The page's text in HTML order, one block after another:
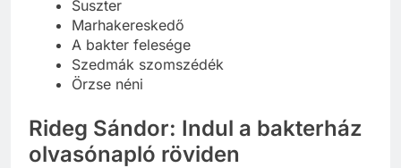
Suszter
Marhakereskedő
A bakter felesége
Szedmák szomszédék
Örzse néni
Rideg Sándor: Indul a bakterház
olvasónapló röviden